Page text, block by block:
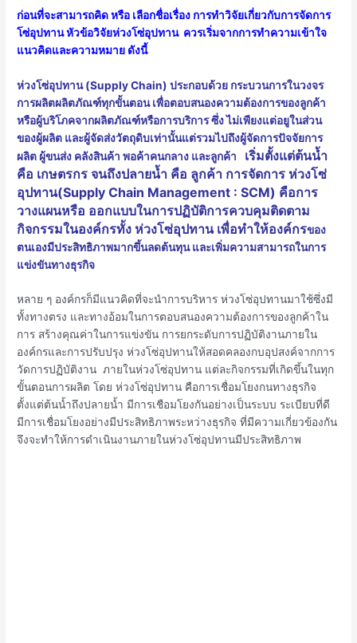
ก่อนที่จะสามารถคิด หรือ เลือกชื่อเรื่อง การทำวิจัยเกี่ยวกับการจัดการ
โซ่อุปทาน หัวข้อวิจัยห่วงโซ่อุปทาน ควรเริ่มจากการทำความเข้าใจ
แนวคิดและความหมาย ดังนี้
ห่วงโซ่อุปทาน (Supply Chain) ประกอบด้วย กระบวนการในวงจร
การผลิตผลิตภัณฑ์ทุกขั้นตอน เพื่อตอบสนองความต้องการของลูกค้า
หรือผู้บริโภคจากผลิตภัณฑ์หรือการบริการ ซึ่ง ไม่เพียงแต่อยูในส่วน
ของผู้ผลิต และผู้จัดส่งวัตถุดิบเท่านั้นแต่รวมไปถึงผู้จัดการปัจจัยการ
ผลิต ผู้ขนส่ง คลังสินค้า พอค้าคนกลาง และลูกค้า
เริ่มตั้งแต่ต้นน้ำ
คือ เกษตรกร จนถึงปลายน้ำ คือ ลูกค้า การจัดการ ห่วงโซ่
อุปทาน(Supply Chain Management : SCM) คือการ
วางแผนหรือ ออกแบบในการปฏิบัติการควบคุมติดตาม
กิจกรรมในองค์กรทั้ง ห่วงโซ่อุปทาน เพื่อทำให้องค์กรของ
ตนเองมีประสิทธิภาพมากขึ้นลดต้นทุน และเพิ่มความสามารถในการ
แข่งขันทางธุรกิจ
หลาย ๆ องค์กรก็มีแนวคิดที่จะนำการบริหาร ห่วงโซ่อุปทานมาใช้ซึ่งมี
ทั้งทางตรง และทางอ้อมในการตอบสนองความต้องการของลูกค้าใน
การ สร้างคุณค่าในการแข่งขัน การยกระดับการปฏิบัติงานภายใน
องค์กรและการปรับปรุง ห่วงโซ่อุปทานให้สอดคลองกบอุปสงค์จากการ
วัดการปฏิบัติงาน ภายในห่วงโซ่อุปทาน แต่ละกิจกรรมที่เกิดขึ้นในทุก
ขั้นตอนการผลิต โดย ห่วงโซ่อุปทาน คือการเชื่อมโยงกนทางธุรกิจ
ตั้งแต่ต้นน้ำถึงปลายน้ำ มีการเชือมโยงกันอย่างเป็นระบบ ระเบียบที่ดี
มีการเชื่อมโยงอย่างมีประสิทธิภาพระหว่างธุรกิจ ที่มีความเกี่ยวข้องกัน
จึงจะทำให้การดำเนินงานภายในห่วงโซ่อุปทานมีประสิทธิภาพ